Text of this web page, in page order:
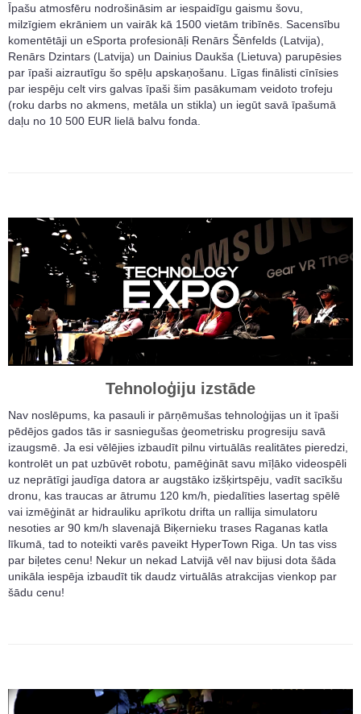
Īpašu atmosfēru nodrošināsim ar iespaidīgu gaismu šovu,
milzīgiem ekrāniem un vairāk kā 1500 vietām tribīnēs. Sacensību
komentētāji un eSporta profesionāļi Renārs Šēnfelds (Latvija),
Renārs Dzintars (Latvija) un Dainius Daukša (Lietuva) parupēsies
par īpaši aizrautīgu šo spēļu apskaņošanu. Līgas finālisti cīnīsies
par iespēju celt virs galvas īpaši šim pasākumam veidoto trofeju
(roku darbs no akmens, metāla un stikla) un iegūt savā īpašumā
daļu no 10 500 EUR lielā balvu fonda.
Tehnoloģiju izstāde
Nav noslēpums, ka pasauli ir pārņēmušas tehnoloģijas un it īpaši
pēdējos gados tās ir sasniegušas ģeometrisku progresiju savā
izaugsmē. Ja esi vēlējies izbaudīt pilnu virtuālās realitātes pieredzi,
kontrolēt un pat uzbūvēt robotu, pamēģināt savu mīļāko videospēli
uz neprātīgi jaudīga datora ar augstāko izšķirtspēju, vadīt sacīkšu
dronu, kas traucas ar ātrumu 120 km/h, piedalīties lasertag spēlē
vai izmēģināt ar hidrauliku aprīkotu drifta un rallija simulatoru
nesoties ar 90 km/h slavenajā Biķernieku trases Raganas katla
līkumā, tad to noteikti varēs paveikt HyperTown Riga. Un tas viss
par biļetes cenu! Nekur un nekad Latvijā vēl nav bijusi dota šāda
unikāla iespēja izbaudīt tik daudz virtuālās atrakcijas vienkop par
šādu cenu!